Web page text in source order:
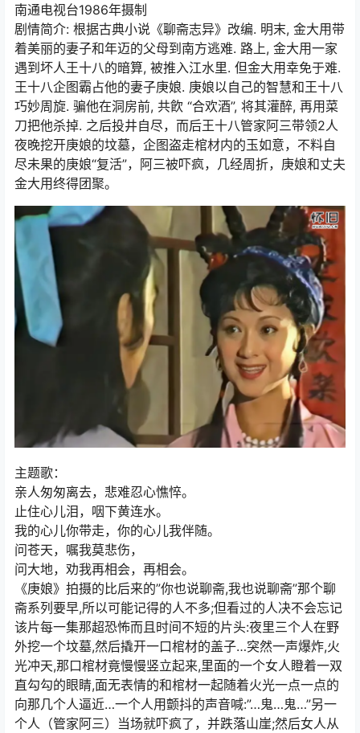
南通电视台1986年摄制
剧情简介: 根据古典小说《聊斋志异》改编. 明末, 金大用带
着美丽的妻子和年迈的父母到南方逃难. 路上, 金大用一家
遇到坏人王十八的暗算, 被推入江水里. 但金大用幸免于难.
王十八企图霸占他的妻子庚娘. 庚娘以自己的智慧和王十八
巧妙周旋. 骗他在洞房前, 共飮 “合欢酒”, 将其灌醉, 再用菜
刀把他杀掉. 之后投井自尽，而后王十八管家阿三带领2人
夜晚挖开庚娘的坟墓，企图盗走棺材内的玉如意，不料自
尽未果的庚娘“复活”，阿三被吓疯，几经周折，庚娘和丈夫
金大用终得团聚。
主题歌：
亲人匆匆离去，悲难忍心憔悴。
止住心儿泪，咽下黄连水。
我的心儿你带走，你的心儿我伴随。
问苍天，嘱我莫悲伤，
问大地，劝我再相会，再相会。
《庚娘》拍摄的比后来的”你也说聊斋,我也说聊斋”那个聊
斋系列要早,所以可能记得的人不多;但看过的人决不会忘记
该片每一集那超恐怖而且时间不短的片头:夜里三个人在野
外挖一个坟墓,然后撬开一口棺材的盖子…突然一声爆炸,火
光冲天,那口棺材竟慢慢竖立起来,里面的一个女人瞪着一双
直勾勾的眼睛,面无表情的和棺材一起随着火光一点一点的
向那几个人逼近…一个人用颤抖的声音喊:”…鬼…鬼…”另一
个人（管家阿三）当场就吓疯了，并跌落山崖;然后女人从